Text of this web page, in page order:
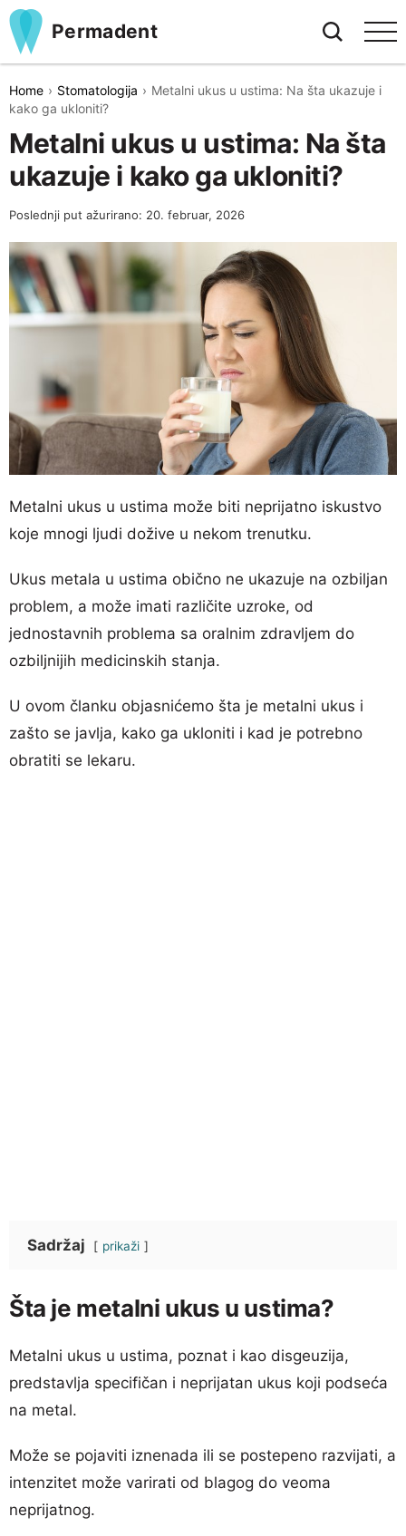
Permadent
Home Stomatologija
Metalni ukus u ustima: Na šta ukazuje i
kako ga ukloniti?
Metalni ukus u ustima: Na šta
ukazuje i kako ga ukloniti?
Poslednji put ažurirano: 20. februar, 2026
Metalni ukus u ustima može biti neprijatno iskustvo
koje mnogi ljudi dožive u nekom trenutku.
Ukus metala u ustima obično ne ukazuje na ozbiljan
problem, a može imati različite uzroke, od
jednostavnih problema sa oralnim zdravljem do
ozbiljnijih medicinskih stanja.
U ovom članku objasnićemo šta je metalni ukus i
zašto se javlja, kako ga ukloniti i kad je potrebno
obratiti se lekaru.
Sadržaj prikaži
Šta je metalni ukus u ustima?
Metalni ukus u ustima, poznat i kao disgeuzija,
predstavlja specifičan i neprijatan ukus koji podseća
na metal.
Može se pojaviti iznenada ili se postepeno razvijati, a
intenzitet može varirati od blagog do veoma
neprijatnog.